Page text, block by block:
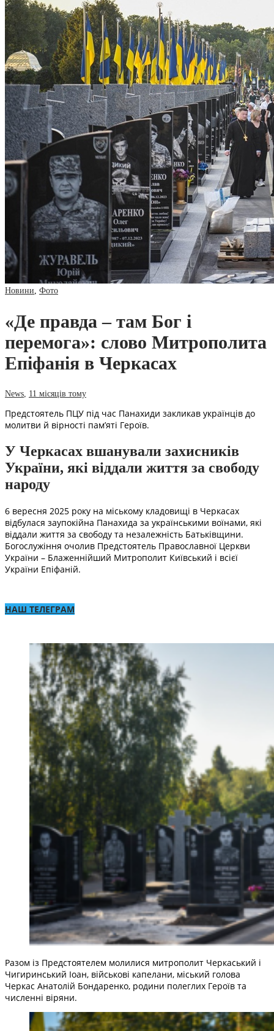
Новини Фото
«Де правда – там Бог і
перемога»: слово Митрополита
Епіфанія в Черкасах
News 11 місяців тому
Предстоятель ПЦУ під час Панахиди закликав українців до
молитви й вірності пам’яті Героїв.
У Черкасах вшанували захисників
України, які віддали життя за свободу
народу
6 вересня 2025 року на міському кладовищі в Черкасах
відбулася заупокійна Панахида за українськими воїнами, які
віддали життя за свободу та незалежність Батьківщини.
Богослужіння очолив Предстоятель Православної Церкви
України – Блаженнійший Митрополит Київський і всієї
України Епіфаній.
НАШ ТЕЛЕГРАМ
Разом із Предстоятелем молилися митрополит Черкаський і
Чигиринський Іоан, військові капелани, міський голова
Черкас Анатолій Бондаренко, родини полеглих Героїв та
численні віряни.